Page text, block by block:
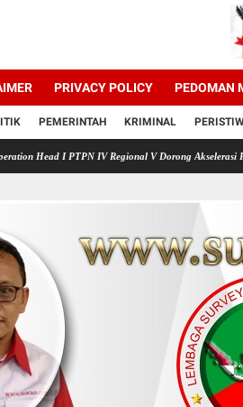
PRIVACY POLICY PEDOMAN
PEMERINTAH KRIMINAL
PTPN IV Regional V Dorong Akselerasi Produktivitas